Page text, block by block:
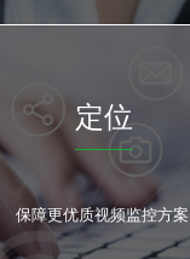
定位
保障更优质视频监控方案